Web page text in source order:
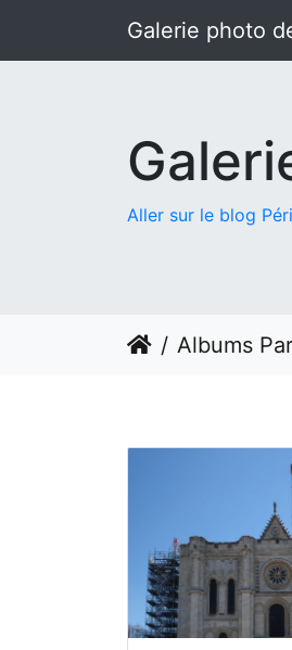
Galerie photo
Aller sur le blog
Albums